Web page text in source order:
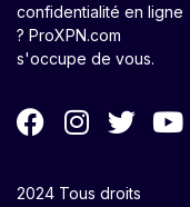
confidentialité en ligne
? ProXPN.com
s'occupe de vous.
2024 Tous droits